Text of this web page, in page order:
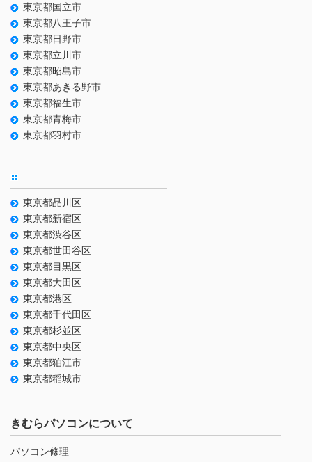
東京都国立市
東京都八王子市
東京都日野市
東京都立川市
東京都昭島市
東京都あきる野市
東京都福生市
東京都青梅市
東京都羽村市
東京都品川区
東京都新宿区
東京都渋谷区
東京都世田谷区
東京都目黒区
東京都大田区
東京都港区
東京都千代田区
東京都杉並区
東京都中央区
東京都狛江市
東京都稲城市
きむらパソコンについて
パソコン修理